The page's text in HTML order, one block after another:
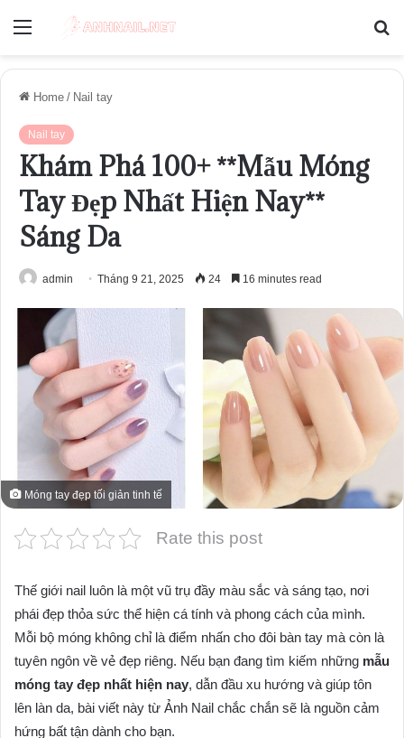
Menu
Home / Nail tay
Nail tay
Khám Phá 100+ **Mẫu Móng
Tay Đẹp Nhất Hiện Nay**
Sáng Da
admin Tháng 9 21, 2025 24 16 minutes read
Móng tay đẹp tối giản tinh tế
Rate this post
Thế giới nail luôn là một vũ trụ đầy màu sắc và sáng tạo, nơi
phái đẹp thỏa sức thể hiện cá tính và phong cách của mình.
Mỗi bộ móng không chỉ là điểm nhấn cho đôi bàn tay mà còn là
tuyên ngôn về vẻ đẹp riêng. Nếu bạn đang tìm kiếm những mẫu
móng tay đẹp nhất hiện nay, dẫn đầu xu hướng và giúp tôn
lên làn da, bài viết này từ Ảnh Nail chắc chắn sẽ là nguồn cảm
hứng bất tận dành cho bạn.